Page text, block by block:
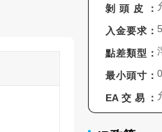
剝頭皮：
入金要求：
點差類型：
最小頭寸：
EA交易：